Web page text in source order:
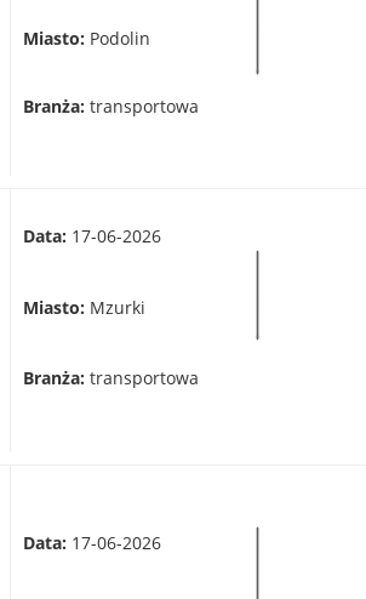
Miasto: Podolin
Branża: transportowa
Data: 17-06-2026
Miasto: Mzurki
Branża: transportowa
Data: 17-06-2026